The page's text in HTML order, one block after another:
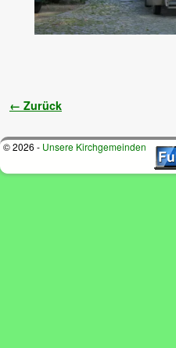
Bilder-Navigation
← Zurück
© 2026 - Unsere Kirchgemeinden